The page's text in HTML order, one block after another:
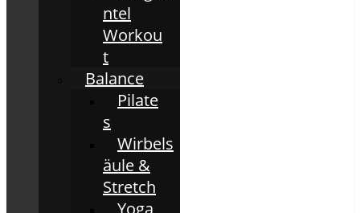
ntel
Workou
t
Balance
Pilate
s
Wirbels
äule &
Stretch
Yoga